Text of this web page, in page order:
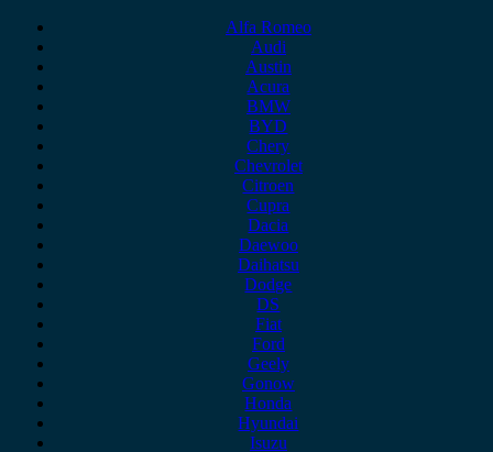
Alfa Romeo
Audi
Austin
Acura
BMW
BYD
Chery
Chevrolet
Citroen
Cupra
Dacia
Daewoo
Daihatsu
Dodge
DS
Fiat
Ford
Geely
Gonow
Honda
Hyundai
Isuzu